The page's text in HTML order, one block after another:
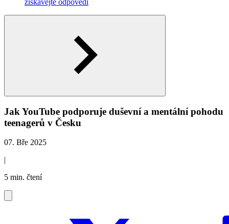
získávejte odpovědi
Jak YouTube podporuje duševní a mentální pohodu
teenagerů v Česku
07. Bře 2025
|
5 min. čtení